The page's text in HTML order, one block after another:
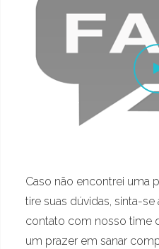
Caso não encontrei uma
tire suas dúvidas, sinta-
contato com nosso time
um prazer em sanar